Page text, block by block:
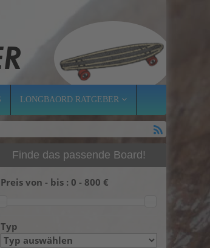
LONGBAORD RATGEBER
Finde das passende Board!
Preis von - bis : 0 - 800 €
Typ